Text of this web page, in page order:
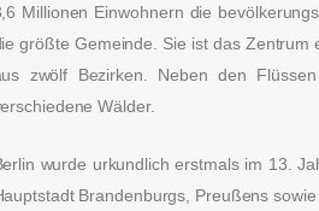
Millionen Einwohnern die
größte Gemeinde. Sie ist das
zwölf Bezirken. Neben den
Wälder.
wurde urkundlich erstmals im 13.
Brandenburgs, Preußens